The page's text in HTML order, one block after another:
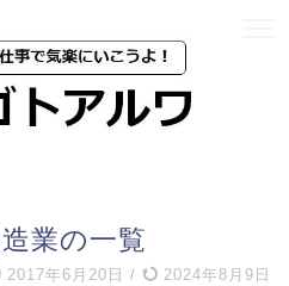
業の一覧
2017年6月20日 / 2024年8月9日